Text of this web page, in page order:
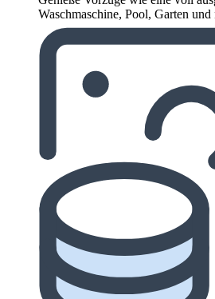
Waschmaschine, Pool, Garten und